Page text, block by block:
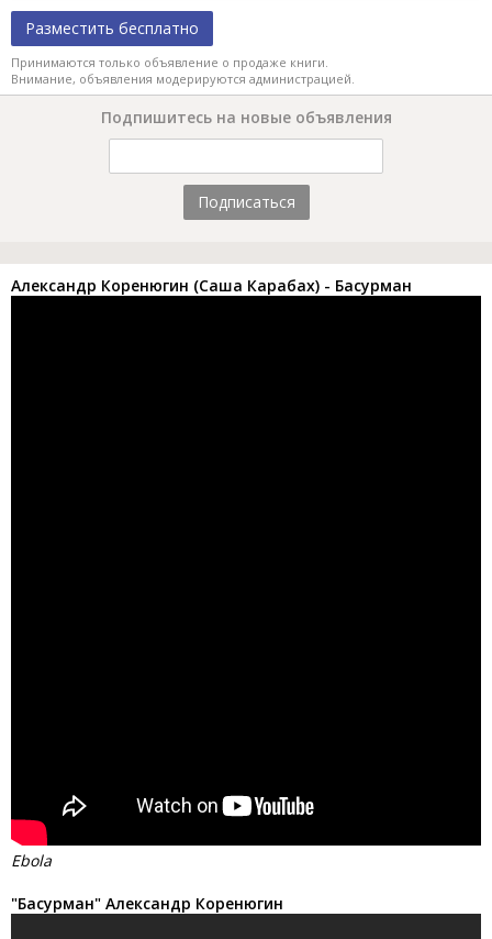
Разместить бесплатно
Принимаются только объявление о продаже книги.
Внимание, объявления модерируются администрацией.
Подпишитесь на новые объявления
Подписаться
Александр Коренюгин (Саша Карабах) - Басурман
Ebola
"Басурман" Александр Коренюгин